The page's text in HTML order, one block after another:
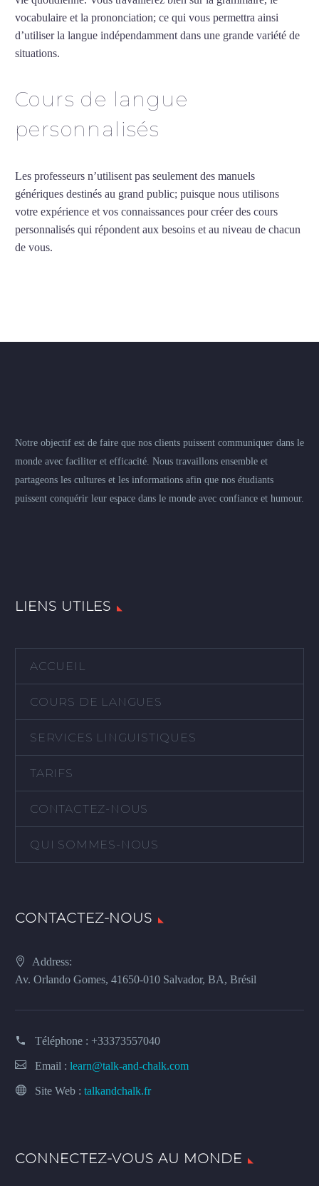
vocabulaire et la prononciation; ce qui vous permettra ainsi
d’utiliser la langue indépendamment dans une grande variété de
situations.
Cours de langue
personnalisés
Les professeurs n’utilisent pas seulement des manuels
génériques destinés au grand public; puisque nous utilisons
votre expérience et vos connaissances pour créer des cours
personnalisés qui répondent aux besoins et au niveau de chacun
de vous.
Notre objectif est de faire que nos clients puissent communiquer dans le
monde avec faciliter et efficacité. Nous travaillons ensemble et
partageons les cultures et les informations afin que nos étudiants
puissent conquérir leur espace dans le monde avec confiance et humour.
LIENS UTILES
ACCUEIL
COURS DE LANGUES
SERVICES LINGUISTIQUES
TARIFS
CONTACTEZ-NOUS
QUI SOMMES-NOUS
CONTACTEZ-NOUS
Address:
Av. Orlando Gomes, 41650-010 Salvador, BA, Brésil
Téléphone : +33373557040
Email : learn@talk-and-chalk.com
Site Web : talkandchalk.fr
CONNECTEZ-VOUS AU MONDE